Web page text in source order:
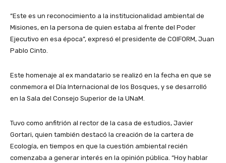
“Este es un reconocimiento a la institucionalidad ambiental de
Misiones, en la persona de quien estaba al frente del Poder
Ejecutivo en esa época”, expresó el presidente de COIFORM, Juan
Pablo Cinto.
Este homenaje al ex mandatario se realizó en la fecha en que se
conmemora el Día Internacional de los Bosques, y se desarrolló
en la Sala del Consejo Superior de la UNaM.
Tuvo como anfitrión al rector de la casa de estudios, Javier
Gortari, quien también destacó la creación de la cartera de
Ecología, en tiempos en que la cuestión ambiental recién
comenzaba a generar interés en la opinión pública. “Hoy hablar